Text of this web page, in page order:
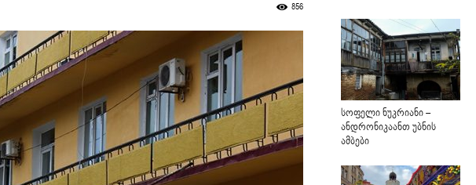
856
სოფელი ნუკრიანი –
ანდრონიკაანთ უბნის
ამბები